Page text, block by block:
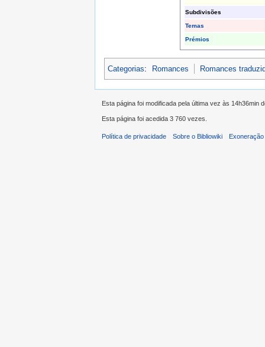
Subdivisões
Temas
Prémios
Categorias: Romances Romances
Esta página foi modificada pela última vez às 14h36min
Esta página foi acedida 3 760 vezes.
Política de privacidade Sobre o Bibliowiki